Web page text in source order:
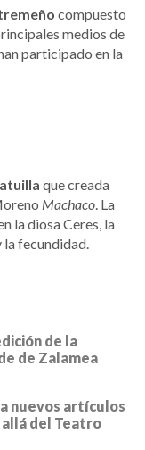
compuesto
medios de
participado en la
que creada
Machaco. La
la diosa Ceres, la
la fecundidad.
de la
de Zalamea
nuevos artículos
allá del Teatro